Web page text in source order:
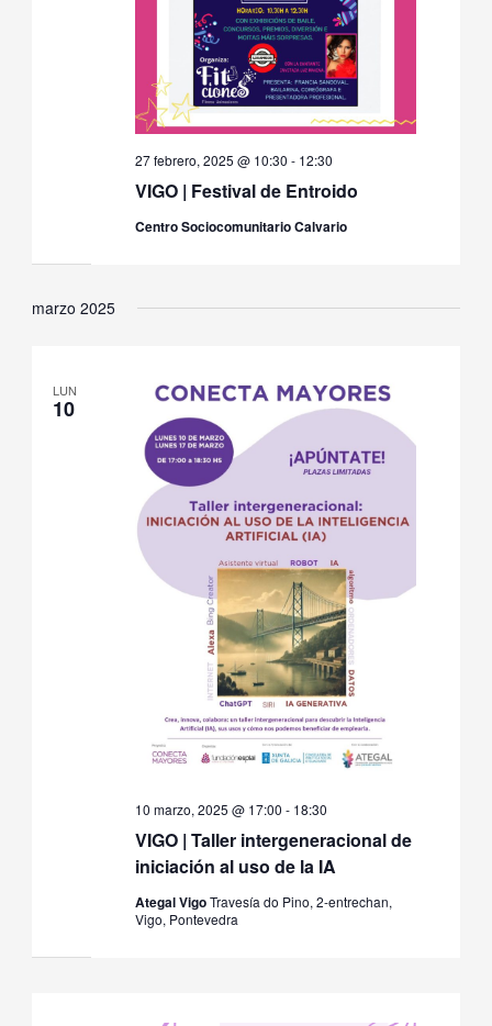
VIGO | Festival de Entroido
27 febrero, 2025 @ 10:30 - 12:30
Centro Sociocomunitario Calvario
marzo 2025
LUN
10
VIGO | Taller intergeneracional de
iniciación al uso de la IA
10 marzo, 2025 @ 17:00 - 18:30
Ategal VigoTravesía do Pino, 2-entrechan,
Vigo, Pontevedra